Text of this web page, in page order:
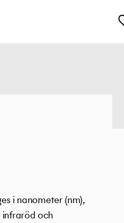
i nanometer (nm),
och